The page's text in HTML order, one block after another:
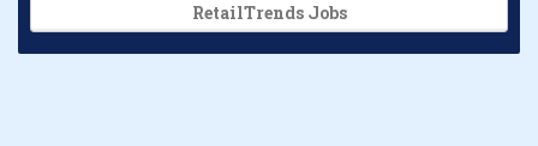
RetailTrends Jobs